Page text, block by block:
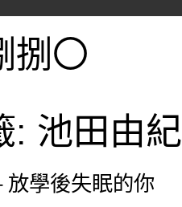
捌〇
: 池田由紀
放學後失眠的你